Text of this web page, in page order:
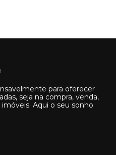
para oferecer
seja na compra, venda,
Aqui o seu sonho